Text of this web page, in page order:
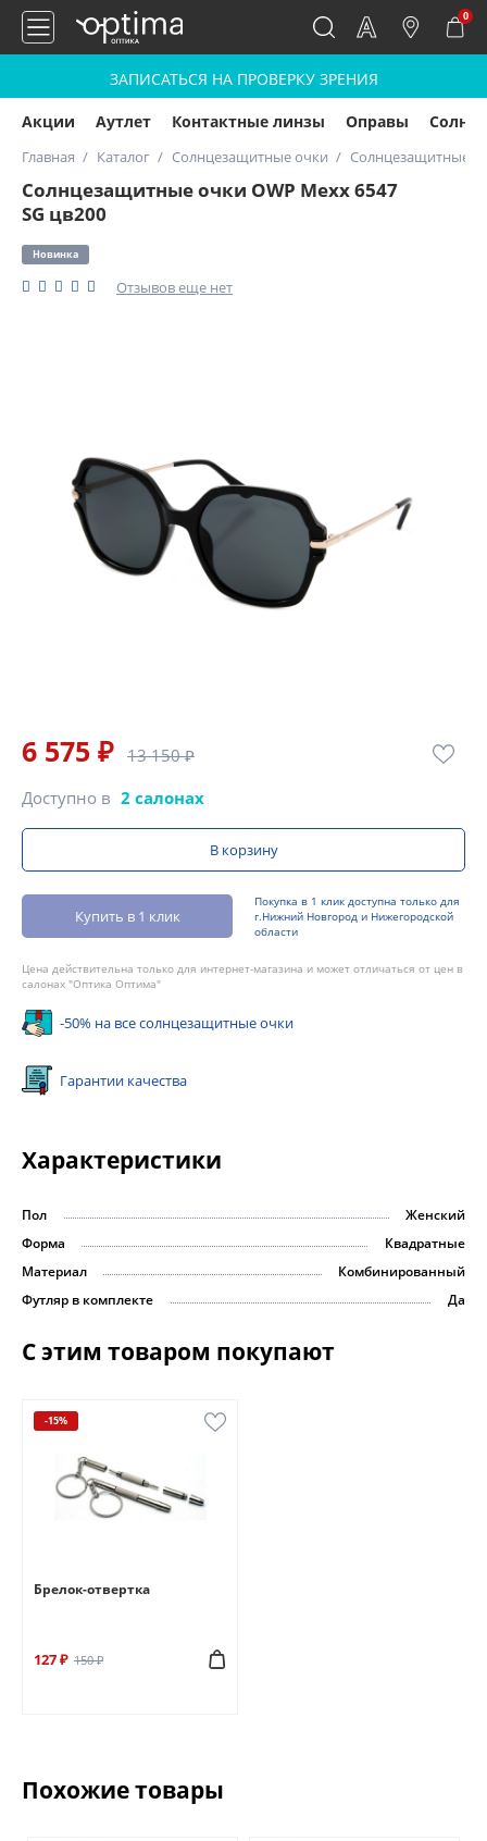
0
ЗАПИСАТЬСЯ НА ПРОВЕРКУ ЗРЕНИЯ
Акции Аутлет Контактные линзы Оправы
Главная Каталог Солнцезащитные очки Солнцезащитные
Солнцезащитные очки OWP Mexx 6547
SG цв200
Новинка
Отзывов еще нет
6 575 ₽ 13 150 ₽
Доступно в 2 салонах
В корзину
Купить в 1 клик
Покупка в 1 клик доступна только для
г.Нижний Новгород и Нижегородской
области
Цена действительна только для интернет-магазина и может отличаться от цен в
салонах "Оптика Оптима"
-50% на все солнцезащитные очки
Гарантии качества
Характеристики
Пол
Женский
Форма
Квадратные
Материал
Комбинированный
Футляр в комплекте
Да
С этим товаром покупают
-15%
Брелок-отвертка
127 ₽ 150 ₽
Похожие товары